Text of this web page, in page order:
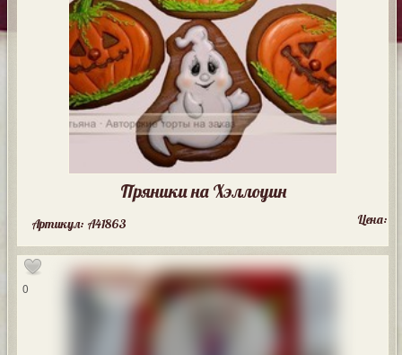
Пряники на Хэллоуин
Артикул: A41863 Цена:
0